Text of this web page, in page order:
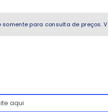
somente para consulta de preços.